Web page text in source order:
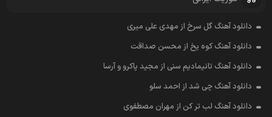
دانلود آهنگ گل سرخ از مهدی علی میری
دانلود آهنگ کوه یخ از محسن صداقت
دانلود آهنگ تانیمادیم سنی از مجید پاکرو و آرسا
دانلود آهنگ چی شد از احمد سلو
دانلود آهنگ لب تر کن از مهران مصطفوی